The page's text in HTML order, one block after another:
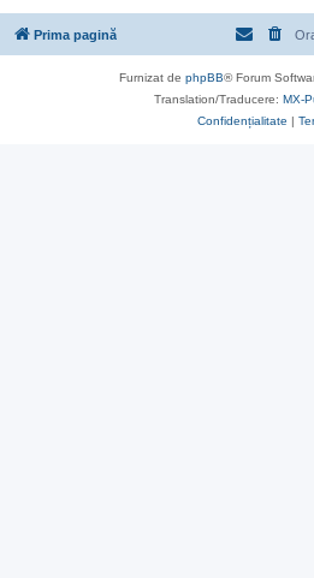
Prima pagină
Furnizat de phpBB® Forum
Translation/Traducere: MX-
Confidențialitate |